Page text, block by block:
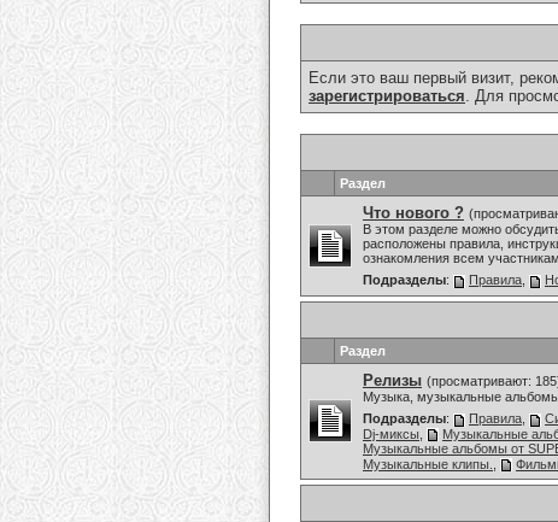
Если это ваш первый визит,
зарегистрироваться. Для
Раздел
Что нового ?
В этом разделе можно
расположены правила,
ознакомления всем
Подразделы: Правила
Раздел
Релизы (просматривают:
Музыка, музыкальные
Подразделы: Правила
Dj-миксы
Музыкальные
Музыкальные альбомы от
Музыкальные клипы.